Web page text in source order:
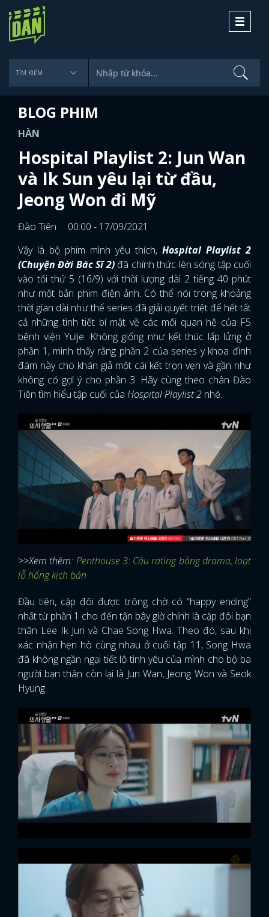
Toggle
BLOG PHIM
HÀN
Hospital Playlist 2: Jun Wan
và Ik Sun yêu lại từ đầu,
Jeong Won đi Mỹ
Đào Tiên
00:00 - 17/09/2021
Vậy là bộ phim mình yêu thích, Hospital Playlist 2
(Chuyện Đời Bác Sĩ 2) đã chính thức lên sóng tập cuối
vào tối thứ 5 (16/9) với thời lượng dài 2 tiếng 40 phút
như một bản phim điện ảnh. Có thể nói trong khoảng
thời gian dài như thế series đã giải quyết triệt để hết tất
cả những tình tiết bí mật về các mối quan hệ của F5
bệnh viện Yulje. Không giống như kết thúc lấp lửng ở
phần 1, mình thấy rằng phần 2 của series y khoa đình
đám này cho khán giả một cái kết trọn vẹn và gần như
không có gợi ý cho phần 3. Hãy cùng theo chân Đào
Tiên tìm hiểu tập cuối của Hospital Playlist 2 nhé.
>>Xem thêm: Penthouse 3: Câu rating bằng drama, loạt
lỗ hổng kịch bản
Đầu tiên, cặp đôi được trông chờ có “happy ending”
nhất từ phần 1 cho đến tận bây giờ chính là cặp đôi bạn
thân Lee Ik Jun và Chae Song Hwa. Theo đó, sau khi
xác nhận hẹn hò cùng nhau ở cuối tập 11, Song Hwa
đã không ngần ngại tiết lộ tình yêu của mình cho bộ ba
người bạn thân còn lại là Jun Wan, Jeong Won và Seok
Hyung.